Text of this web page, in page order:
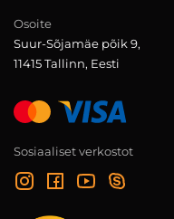
Osoite
Suur-Sõjamäe põik 9,
11415 Tallinn, Eesti
Sosiaaliset verkostot